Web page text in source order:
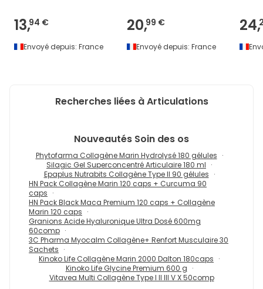
13,94 €
Envoyé depuis: France
20,99 €
Envoyé depuis: France
24,
Recherches liées à Articulations
Nouveautés Soin des os
Phytofarma Collagène Marin Hydrolysé 180 gélules
Silagic Gel Superconcentré Articulaire 180 ml
Epaplus Nutrabits Collagène Type II 90 gélules
HN Pack Collagène Marin 120 caps + Curcuma 90
caps
HN Pack Black Maca Premium 120 caps + Collagène
Marin 120 caps
Granions Acide Hyaluronique Ultra Dosé 600mg
60comp
3C Pharma Myocalm Collagène+ Renfort Musculaire 30
Sachets
Kinoko Life Collagène Marin 2000 Dalton 180caps
Kinoko Life Glycine Premium 600 g
Vitavea Multi Collagène Type I II III V X 50comp